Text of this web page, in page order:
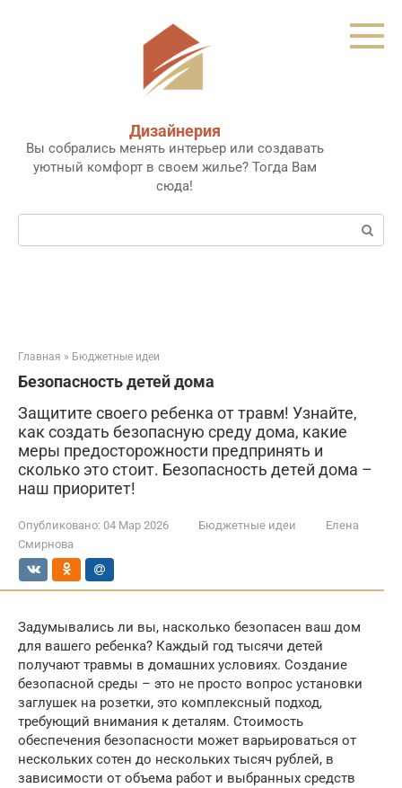
Дизайнерия
Вы собрались менять интерьер или создавать
уютный комфорт в своем жилье? Тогда Вам
сюда!
Поиск:
Главная » Бюджетные идеи
Безопасность детей дома
Защитите своего ребенка от травм! Узнайте,
как создать безопасную среду дома, какие
меры предосторожности предпринять и
сколько это стоит. Безопасность детей дома –
наш приоритет!
Опубликовано: 04 Мар 2026 Бюджетные идеи
Елена
Смирнова
Задумывались ли вы, насколько безопасен ваш дом
для вашего ребенка? Каждый год тысячи детей
получают травмы в домашних условиях. Создание
безопасной среды – это не просто вопрос установки
заглушек на розетки, это комплексный подход,
требующий внимания к деталям. Стоимость
обеспечения безопасности может варьироваться от
нескольких сотен до нескольких тысяч рублей, в
зависимости от объема работ и выбранных средств